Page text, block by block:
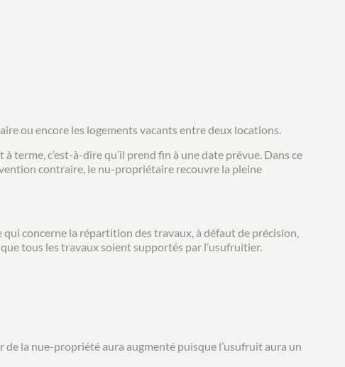
ou encore les logements vacants entre deux locations.
à terme, c’est-à-dire qu’il prend fin à une date prévue. Dans ce
contraire, le nu-propriétaire recouvre la pleine
concerne la répartition des travaux, à défaut de précision,
tous les travaux soient supportés par l’usufruitier.
de la nue-propriété aura augmenté puisque l’usufruit aura un